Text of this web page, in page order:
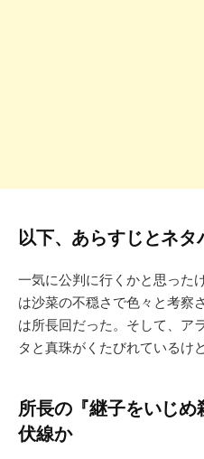
以下、あらすじとネタ
一気に公判に行くかと思った
は沙菜の不穏さで色々と考察
は所長回だった。そして、ア
タと真珠がくたびれているけ
所長の『継子をいじ
伏線か